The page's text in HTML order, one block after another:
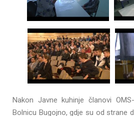
Nakon Javne kuhinje članovi
Bolnicu Bugojno, gdje su od strane